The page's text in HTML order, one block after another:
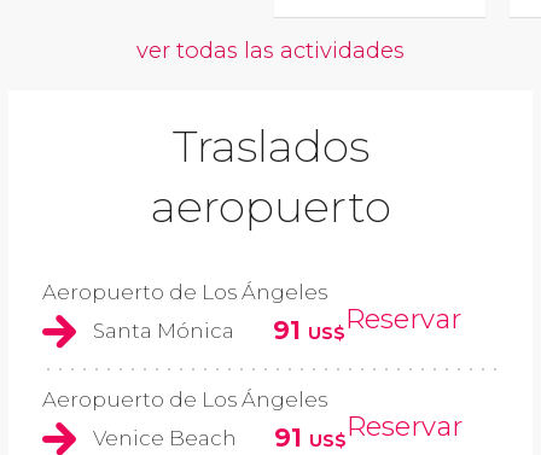
ver todas las actividades
Traslados
aeropuerto
Aeropuerto de Los Ángeles
Santa Mónica
91 US$Reservar
Aeropuerto de Los Ángeles
Venice Beach
91 US$Reservar